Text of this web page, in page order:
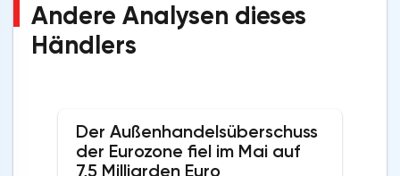
Andere Analysen dieses
Händlers
Der Außenhandelsüberschuss
der Eurozone fiel im Mai auf
7,5 Milliarden Euro